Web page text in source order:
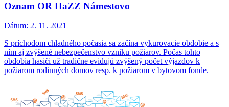
Oznam OR HaZZ Námestovo
Dátum: 2. 11. 2021
S príchodom chladného počasia sa začína vykurovacie obdobie a s
ním aj zvýšené nebezpečenstvo vzniku požiarov. Počas tohto
obdobia hasiči už tradične evidujú zvýšený počet výjazdov k
požiarom rodinných domov resp. k požiarom v bytovom fonde.